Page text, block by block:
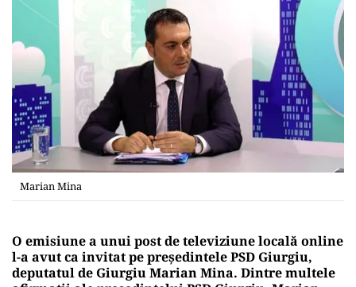
Marian Mina
O emisiune a unui post de televiziune locală online
l-a avut ca invitat pe președintele PSD Giurgiu,
deputatul de Giurgiu Marian Mina. Dintre multele